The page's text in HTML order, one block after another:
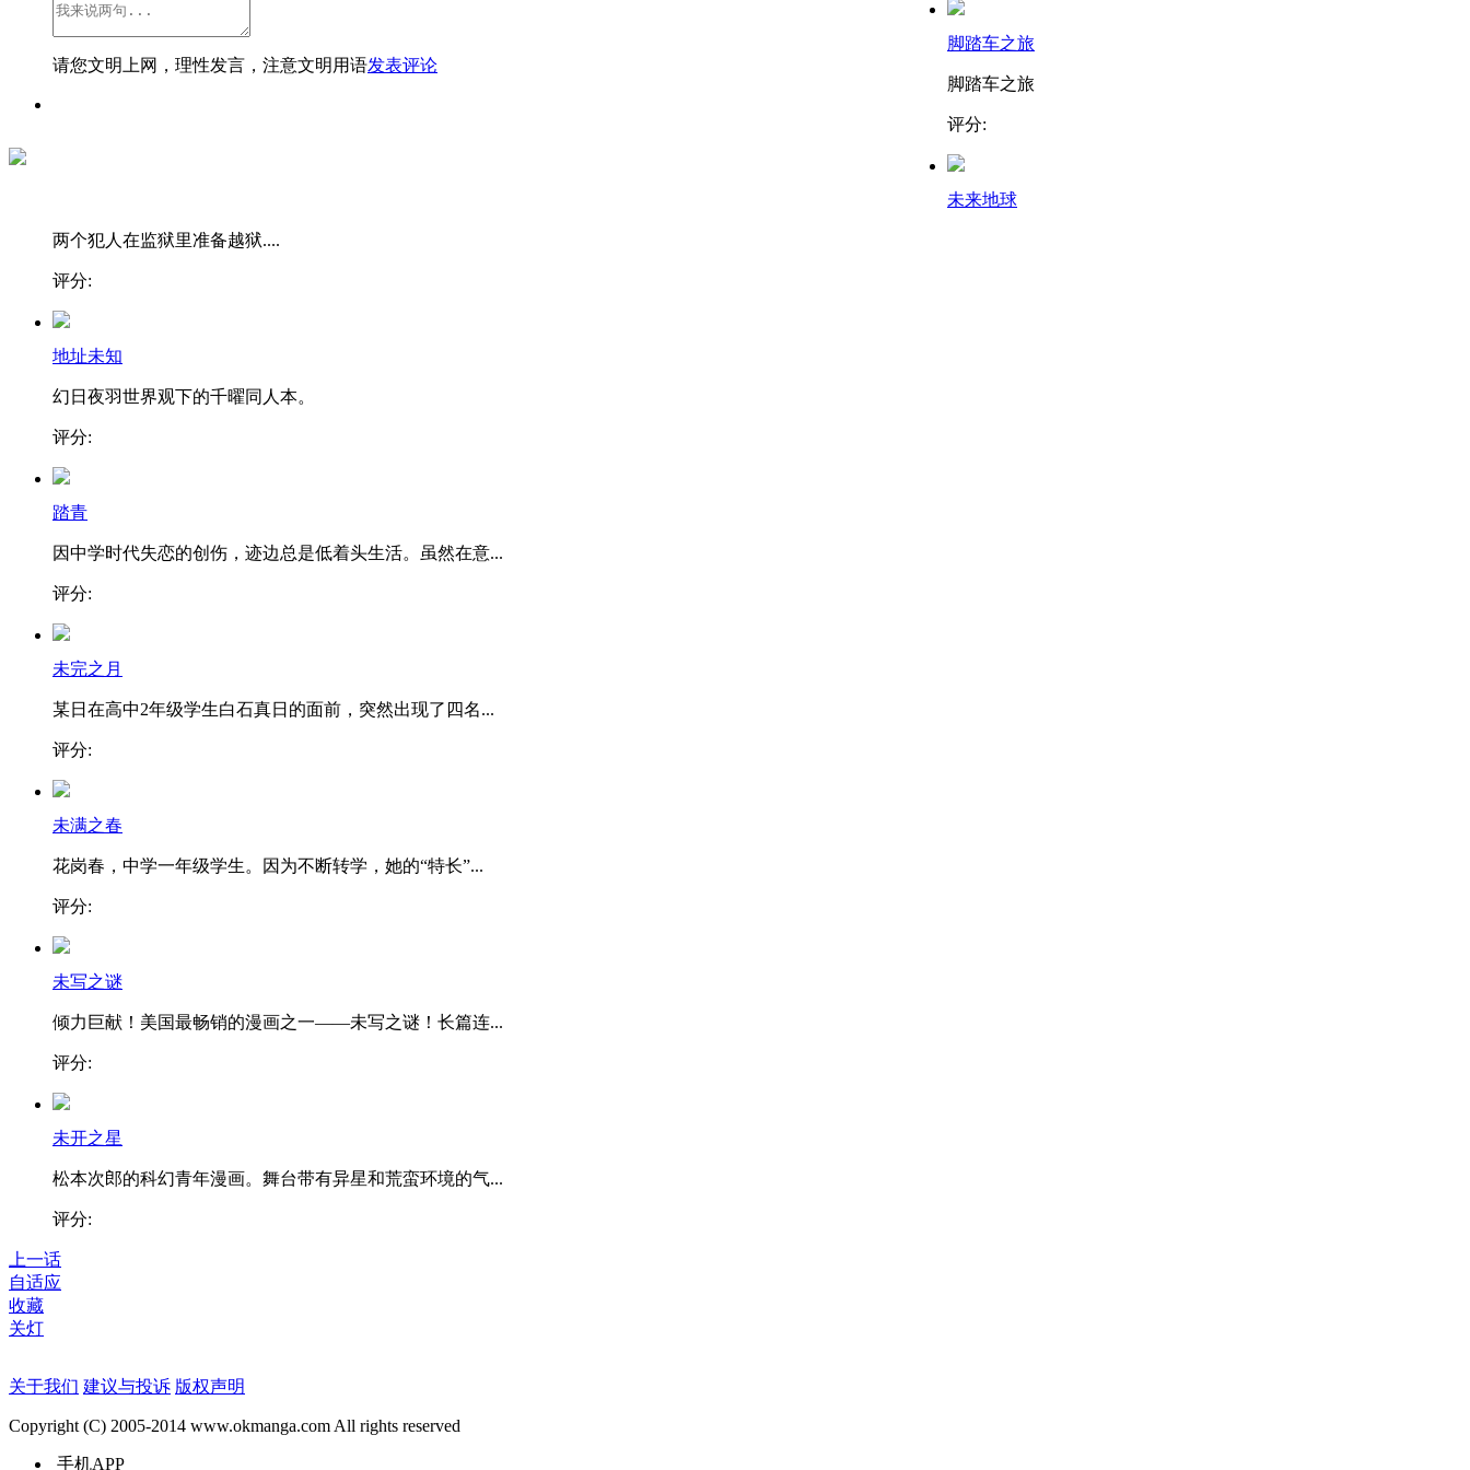
请您文明上网，理性发言，注意文明用语发表评论
脚踏车之旅
脚踏车之旅
评分:
未来地球
两个犯人在监狱里准备越狱....
评分:
地址未知
幻日夜羽世界观下的千曜同人本。
评分:
踏青
因中学时代失恋的创伤，迹边总是低着头生活。虽然在意...
评分:
未完之月
某日在高中2年级学生白石真日的面前，突然出现了四名...
评分:
未满之春
花岗春，中学一年级学生。因为不断转学，她的“特长”...
评分:
未写之谜
倾力巨献！美国最畅销的漫画之一——未写之谜！长篇连...
评分:
未开之星
松本次郎的科幻青年漫画。舞台带有异星和荒蛮环境的气...
评分:
上一话
自适应
收藏
关灯
关于我们 建议与投诉 版权声明
Copyright (C) 2005-2014 www.okmanga.com All rights reserved
手机APP